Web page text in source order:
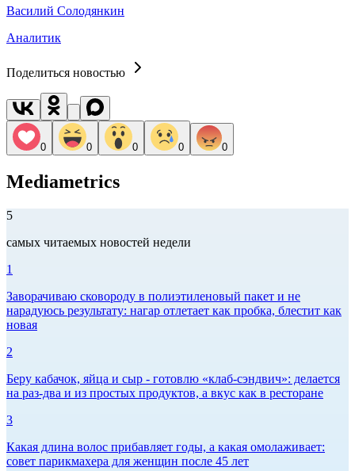
Василий Солодянкин
Аналитик
Поделиться новостью
0 0 0 0 0
Mediametrics
5
самых читаемых новостей недели
1
Заворачиваю сковороду в полиэтиленовый пакет и не
нарадуюсь результату: нагар отлетает как пробка, блестит как
новая
2
Беру кабачок, яйца и сыр - готовлю «клаб-сэндвич»: делается
на раз-два и из простых продуктов, а вкус как в ресторане
3
Какая длина волос прибавляет годы, а какая омолаживает:
совет парикмахера для женщин после 45 лет